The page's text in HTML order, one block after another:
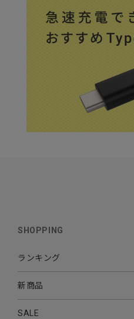
SHOPPING
ランキング
新商品
SALE